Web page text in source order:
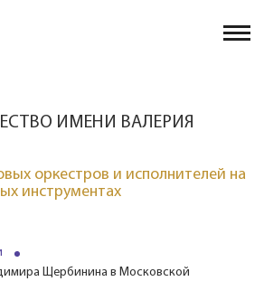
ИМЕНИ ВАЛЕРИЯ
оркестров и исполнителей на
инструментах
Щербинина в Московской